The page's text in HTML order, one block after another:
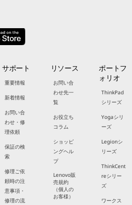
サポート
重要情報
新着情報
お問い合
わせ・修
理依頼
保証の検
索
修理ご依
頼時の注
意事項・
修理の流
リソース
お問い合
わせ先一
覧
お役立ち
コラム
ショッピ
ングヘル
プ
Lenovo販
売規約
（個人の
お客様）
ポートフ
ォリオ
ThinkPad
シリーズ
Yogaシリ
ーズ
Legionシ
リーズ
ThinkCent
reシリー
ズ
ワークス